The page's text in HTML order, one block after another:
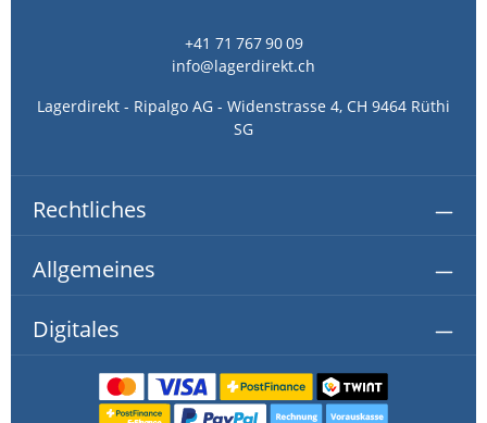
+41 71 767 90 09
info@lagerdirekt.ch
Lagerdirekt - Ripalgo AG - Widenstrasse 4, CH 9464 Rüthi
SG
Rechtliches
Allgemeines
Digitales